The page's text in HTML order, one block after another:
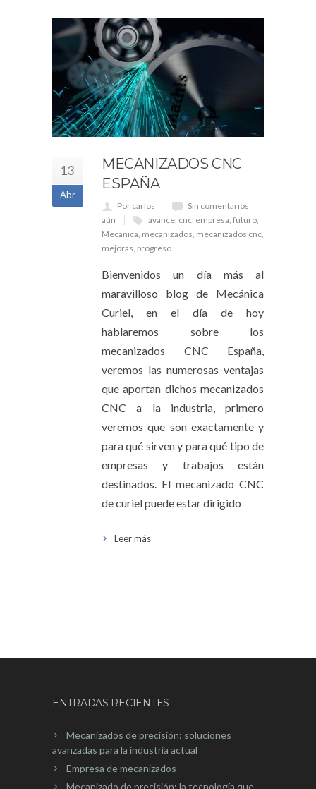
13
Abr
MECANIZADOS CNC
ESPAÑA
Por carlos
Sin comentarios
aún
avance, cnc, empresa, futuro,
Mecanica, mecanizados, mecanizados cnc,
mejoras, progreso
Bienvenidos un día más al
maravilloso blog de Mecánica
Curiel, en el día de hoy
hablaremos sobre los
mecanizados CNC España,
veremos las numerosas ventajas
que aportan dichos mecanizados
CNC a la industria, primero
veremos que son exactamente y
para qué sirven y para qué tipo de
empresas y trabajos están
destinados. El mecanizado CNC
de curiel puede estar dirigido
Leer más
ENTRADAS RECIENTES
Mecanizados de precisión: soluciones
avanzadas para la industria actual
Empresa de mecanizados
Mecanizado de precisión: la tecnología que